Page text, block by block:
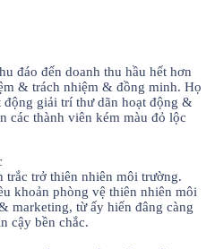
đáo đến doanh thu hầu hết hơn
& trách nhiệm & đồng minh. Họ
động giải trí thư dãn hoạt động &
các thành viên kém màu đỏ lộc
trắc trở thiên nhiên môi trường.
khoản phòng vệ thiên nhiên môi
marketing, từ ấy hiến đâng càng
cậy bền chắc.